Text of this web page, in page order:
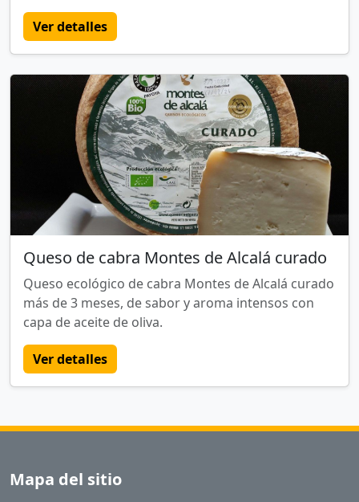
Ver detalles
Queso de cabra Montes de Alcalá curado
Queso ecológico de cabra Montes de Alcalá curado
más de 3 meses, de sabor y aroma intensos con
capa de aceite de oliva.
Ver detalles
Mapa del sitio